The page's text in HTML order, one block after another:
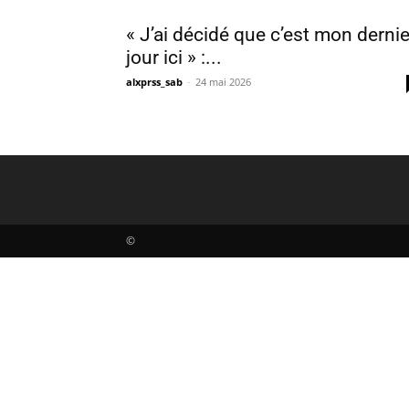
« J’ai décidé que c’est mon
jour ici » :...
alxprss_sab - 24 mai 2026
©